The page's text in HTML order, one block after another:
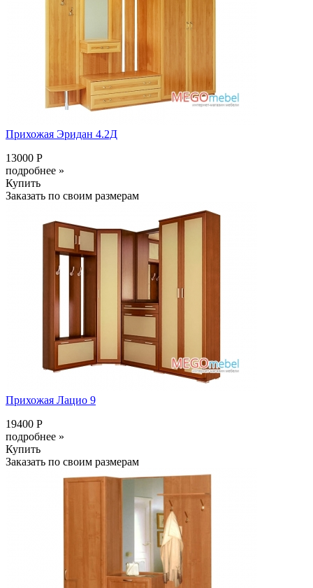
Прихожая Эридан 4.2Д
13000 Р
подробнее »
Купить
Заказать по своим размерам
Прихожая Лацио 9
19400 Р
подробнее »
Купить
Заказать по своим размерам